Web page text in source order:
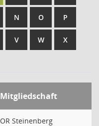
N O P
V W X
Mitgliedschaft
OR Steinenberg